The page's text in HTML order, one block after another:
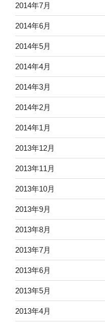
2014年7月
2014年6月
2014年5月
2014年4月
2014年3月
2014年2月
2014年1月
2013年12月
2013年11月
2013年10月
2013年9月
2013年8月
2013年7月
2013年6月
2013年5月
2013年4月